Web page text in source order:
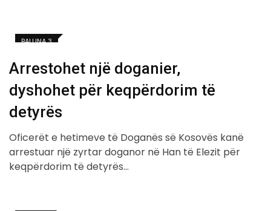
BALLINA 3
Arrestohet një doganier,
dyshohet për keqpërdorim të
detyrës
Oficerët e hetimeve të Doganës së Kosovës kanë
arrestuar një zyrtar doganor në Han të Elezit për
keqpërdorim të detyrës…